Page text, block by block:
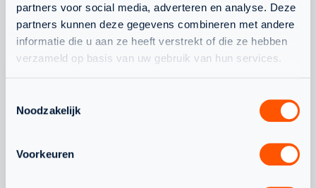
partners voor social media, adverteren en analyse. Deze
partners kunnen deze gegevens combineren met andere
informatie die u aan ze heeft verstrekt of die ze hebben
verzameld op basis van uw gebruik van hun services.
Noodzakelijk
Voorkeuren
JEUGD
ERVARING VOOR
NLTEAM
CHANEL